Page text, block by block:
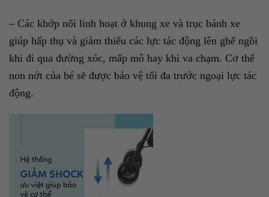
– Các khớp nối linh hoạt ở khung xe và trục bánh xe
giúp hấp thụ và giảm thiểu các lực tác động lên ghế ngồi
khi đi qua đường xóc, mấp mô hay khi va chạm. Cơ thể
non nớt của bé sẽ được bảo vệ tối đa trước ngoại lực tác
động.